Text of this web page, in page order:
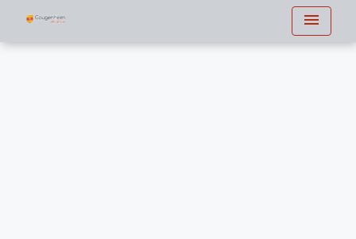
menu